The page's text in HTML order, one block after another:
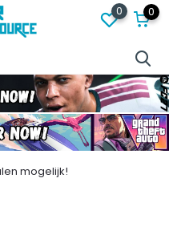
0 0
mogelijk!